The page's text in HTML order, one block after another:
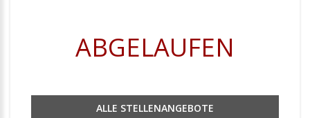
ABGELAUFEN
ALLE STELLENANGEBOTE